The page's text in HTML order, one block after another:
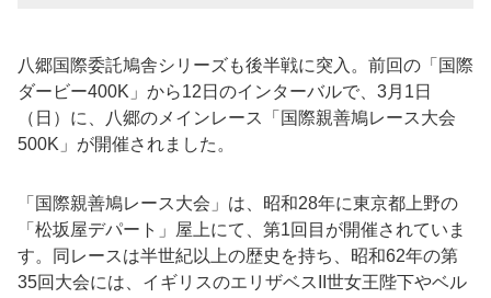
八郷国際委託鳩舎シリーズも後半戦に突入。前回の「国際
ダービー400K」から12日のインターバルで、3月1日
（日）に、八郷のメインレース「国際親善鳩レース大会
500K」が開催されました。
「国際親善鳩レース大会」は、昭和28年に東京都上野の
「松坂屋デパート」屋上にて、第1回目が開催されていま
す。同レースは半世紀以上の歴史を持ち、昭和62年の第
35回大会には、イギリスのエリザベスII世女王陛下やベル